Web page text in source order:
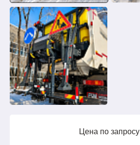
Цена по запросу